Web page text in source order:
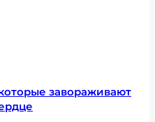
завораживают